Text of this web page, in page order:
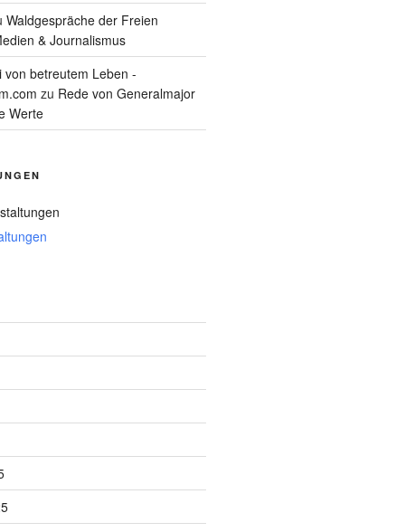
Waldgespräche der Freien
& Journalismus
von betreutem Leben -
zu Rede von Generalmajor
Werte